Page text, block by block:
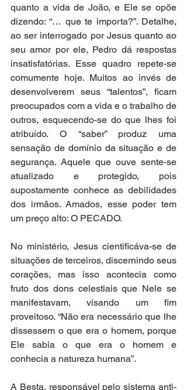
quanto a vida de João, e Ele se opõe
dizendo: “… que te importa?”. Detalhe,
ao ser interrogado por Jesus quanto ao
seu amor por ele, Pedro dá respostas
insatisfatórias. Esse quadro repete-se
comumente hoje. Muitos ao invés de
desenvolverem seus “talentos”, ficam
preocupados com a vida e o trabalho de
outros, esquecendo-se do que lhes foi
atribuído. O “saber” produz uma
sensação de domínio da situação e de
segurança. Aquele que ouve sente-se
atualizado e protegido, pois
supostamente conhece as debilidades
dos irmãos. Amados, esse poder tem
um preço alto: O PECADO.
No ministério, Jesus cientificáva-se de
situações de terceiros, discernindo seus
corações, mas isso acontecia como
fruto dos dons celestiais que Nele se
manifestavam, visando um fim
proveitoso. “Não era necessário que lhe
dissessem o que era o homem, porque
Ele sabia o que era o homem e
conhecia a natureza humana”.
A Besta, responsável pelo sistema anti-